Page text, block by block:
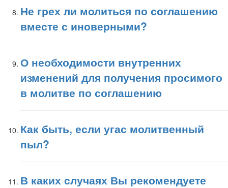
Не грех ли молиться по соглашению
вместе с иноверными?
О необходимости внутренних
изменений для получения просимого
в молитве по соглашению
Как быть, если угас молитвенный
пыл?
В каких случаях Вы рекомендуете